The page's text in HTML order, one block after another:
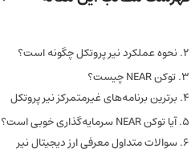
ارز دیجیتال نیر پروتکل چیست؟ (NEAR
Protocol)
نحوه عملکرد نیر پروتکل چگونه است؟
تکنولوژی شاردینگ نایت‌شید
(Nightshade)پل رین‌بو (Rainbow Bridge)
ارورا (Aurora)
توکن NEAR چیست؟
برترین برنامه‌های غیرمتمرکز نیر پروتکل
مینت‌بیس (Mintbase)
فلاکس (Flux)
آیا توکن NEAR سرمایه‌گذاری خوبی است؟
سوالات متداول معرفی ارز دیجیتال نیر